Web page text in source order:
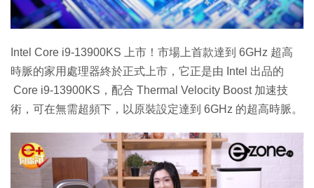
Intel Core i9-13900KS 上市！市場上首款達到 6GHz 超高
時脈的家用處理器終於正式上市，它正是由 Intel 出品的
Core i9-13900KS，配合 Thermal Velocity Boost 加速技
術，可在無需超頻下，以原裝設定達到 6GHz 的超高時脈。